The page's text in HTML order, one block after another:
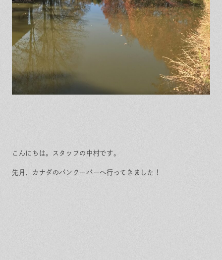
こんにちは。スタッフの中村です。
先月、カナダのバンクーバーへ行ってきました！